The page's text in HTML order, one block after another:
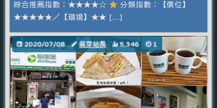
綜合推薦指數：★★★★☆
分類指數：【價位】
★★★★★／【環境】★★ […]
2020/07/08 萌芽站長 5,346 1